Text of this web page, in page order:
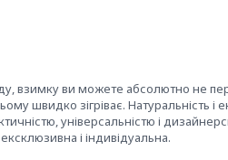
взимку ви можете абсолютно не
швидко зігріває. Натуральність
універсальністю і
і індивідуальна.